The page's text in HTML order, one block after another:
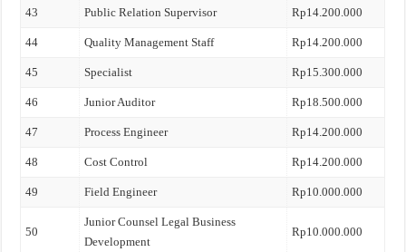
43 Public Relation Supervisor Rp14.200.000
44 Quality Management Staff Rp14.200.000
45 Specialist Rp15.300.000
46 Junior Auditor Rp18.500.000
47 Process Engineer Rp14.200.000
48 Cost Control Rp14.200.000
49 Field Engineer Rp10.000.000
50
Junior Counsel Legal Business
Development
Rp10.000.000